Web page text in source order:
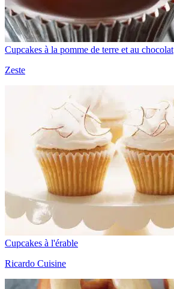
Cupcakes à la pomme de terre et au chocolat
Zeste
Cupcakes à l'érable
Ricardo Cuisine